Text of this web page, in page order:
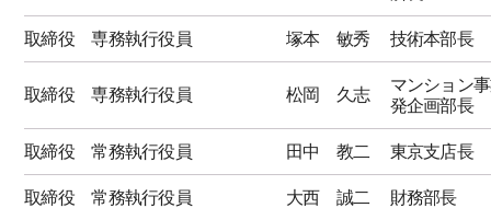
取締役 専務執行役員 塚本 敏秀 技術本部長
取締役 専務執行役員 松岡 久志
マンション
発企画部長
取締役 常務執行役員 田中 教二 東京支店長
取締役 常務執行役員 大西 誠二 財務部長